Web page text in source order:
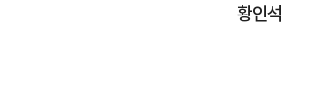
황인석